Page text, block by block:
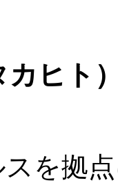
カヒト
を拠